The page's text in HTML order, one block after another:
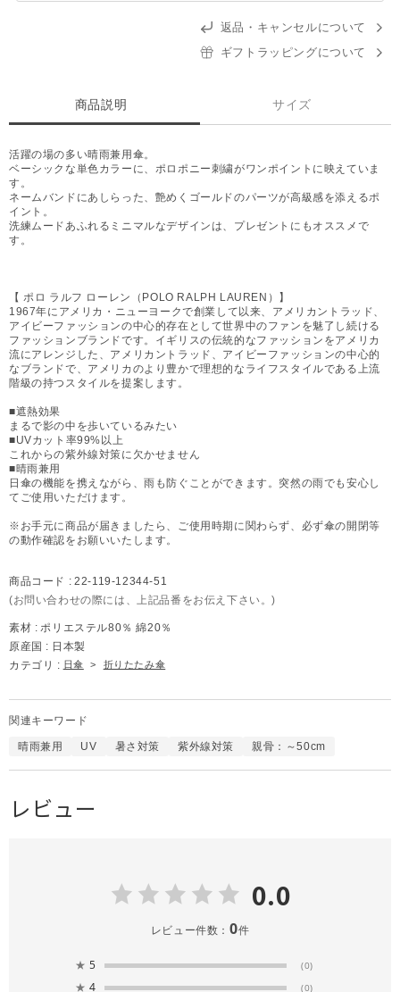
返品・キャンセルについて
ギフトラッピングについて
商品説明 サイズ
活躍の場の多い晴雨兼用傘。
ベーシックな単色カラーに、ポロポニー刺繍がワンポイントに映えていま
す。
ネームバンドにあしらった、艶めくゴールドのパーツが高級感を添えるポ
イント。
洗練ムードあふれるミニマルなデザインは、プレゼントにもオススメで
す。
【 ポロ ラルフ ローレン（POLO RALPH LAUREN）】
1967年にアメリカ・ニューヨークで創業して以来、アメリカントラッド、
アイビーファッションの中心的存在として世界中のファンを魅了し続ける
ファッションブランドです。イギリスの伝統的なファッションをアメリカ
流にアレンジした、アメリカントラッド、アイビーファッションの中心的
なブランドで、アメリカのより豊かで理想的なライフスタイルである上流
階級の持つスタイルを提案します。
■遮熱効果
まるで影の中を歩いているみたい
■UVカット率99%以上
これからの紫外線対策に欠かせません
■晴雨兼用
日傘の機能を携えながら、雨も防ぐことができます。突然の雨でも安心し
てご使用いただけます。
※お手元に商品が届きましたら、ご使用時期に関わらず、必ず傘の開閉等
の動作確認をお願いいたします。
商品コード : 22-119-12344-51
(お問い合わせの際には、上記品番をお伝え下さい。)
素材 : ポリエステル80％ 綿20％
原産国 : 日本製
カテゴリ : 日傘 > 折りたたみ傘
関連キーワード
晴雨兼用 UV 暑さ対策 紫外線対策 親骨：～50cm
レビュー
0.0
レビュー件数： 0件
★ 5 (0)
★ 4 (0)